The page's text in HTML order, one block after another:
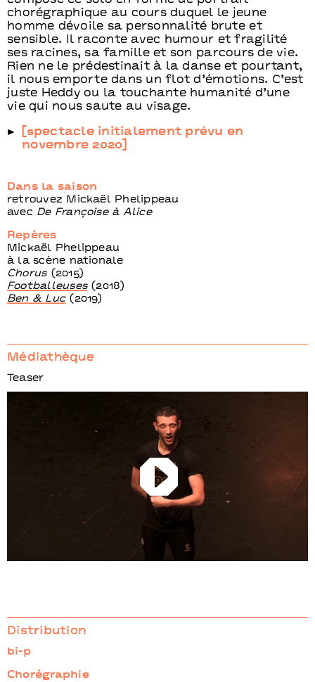
chorégraphique au cours duquel le jeune
homme dévoile sa personnalité brute et
sensible. Il raconte avec humour et fragilité
ses racines, sa famille et son parcours de vie.
Rien ne le prédestinait à la danse et pourtant,
il nous emporte dans un flot d’émotions. C’est
juste Heddy ou la touchante humanité d’une
vie qui nous saute au visage.
[spectacle initialement prévu en
novembre 2020]
Dans la saison
retrouvez Mickaël Phelippeau
avec De Françoise à Alice
Repères
Mickaël Phelippeau
à la scène nationale
Chorus(2015)
Footballeuses (2018)
Ben & Luc(2019)
Médiathèque
Teaser
Play
Distribution
bi-p
Chorégraphie